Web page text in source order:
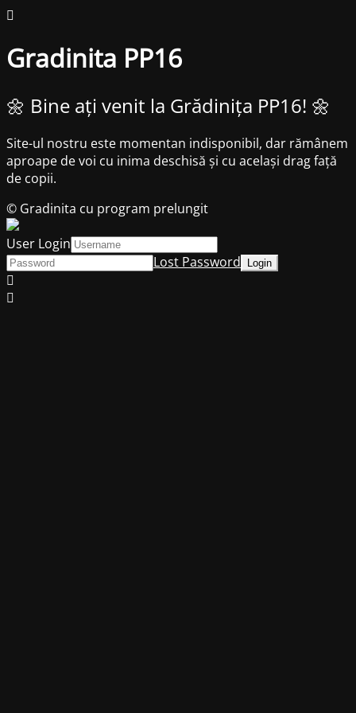
Gradinita PP16
🌼 Bine ați venit la Grădinița PP16! 🌼
Site-ul nostru este momentan indisponibil, dar rămânem
aproape de voi cu inima deschisă și cu același drag față
de copii.
© Gradinita cu program prelungit
User Login
Lost Password